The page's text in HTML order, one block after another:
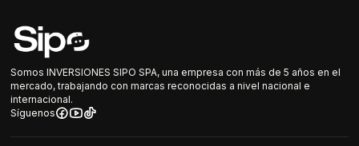
Somos INVERSIONES SIPO SPA, una empresa con más de 5 años en el
mercado, trabajando con marcas reconocidas a nivel nacional e
internacional.
Síguenos